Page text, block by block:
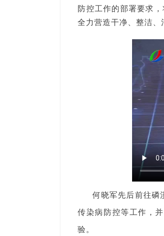
防控工作的部署要求
全力营造干净、整洁、
何晓军先后前往磷
传染病防控等工作，
验。